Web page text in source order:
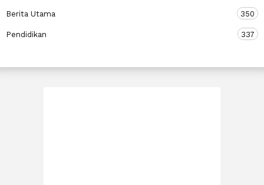
Berita Utama 350
Pendidikan 337